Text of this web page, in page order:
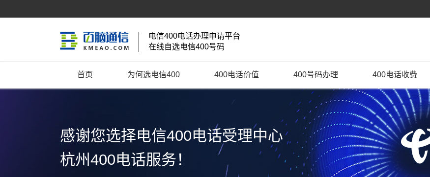
电信400电话办理申请平台
在线自选电信400号码
首页 为何选电信400 400电话价值 400号码办理 400电话收费
感谢您选择电信400电话受理中心
杭州400电话服务！